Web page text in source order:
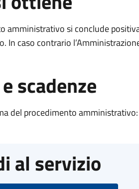
amministrativo si conclude
In caso contrario
scadenze
del procedimento
al servizio